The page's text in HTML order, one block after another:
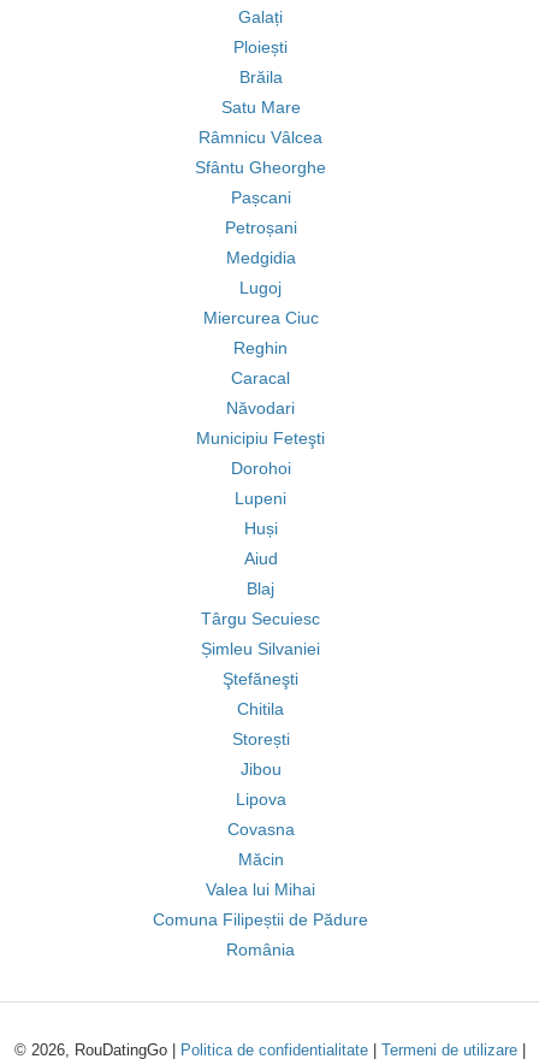
Galați
Ploiești
Brăila
Satu Mare
Râmnicu Vâlcea
Sfântu Gheorghe
Pașcani
Petroșani
Medgidia
Lugoj
Miercurea Ciuc
Reghin
Caracal
Năvodari
Municipiu Feteşti
Dorohoi
Lupeni
Huși
Aiud
Blaj
Târgu Secuiesc
Șimleu Silvaniei
Ştefăneşti
Chitila
Storești
Jibou
Lipova
Covasna
Măcin
Valea lui Mihai
Comuna Filipeștii de Pădure
România
© 2026, RouDatingGo | Politica de confidentialitate| Termeni de utilizare|